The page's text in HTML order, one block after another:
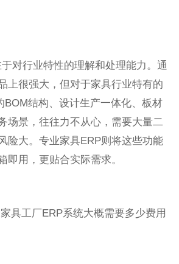
行业特性的理解和处理能力。通
上很强大，但对于家具行业特有的
BOM结构、设计生产一体化、板材
场景，往往力不从心，需要大量二
险大。专业家具ERP则将这些功能
即用，更贴合实际需求。
工厂ERP系统大概需要多少费用